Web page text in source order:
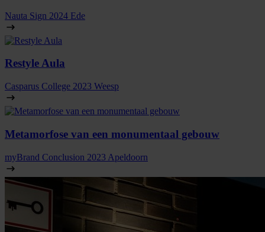
Nauta Sign 2024 Ede
Restyle Aula
Casparus College 2023 Weesp
Metamorfose van een monumentaal gebouw
myBrand Conclusion 2023 Apeldoorn